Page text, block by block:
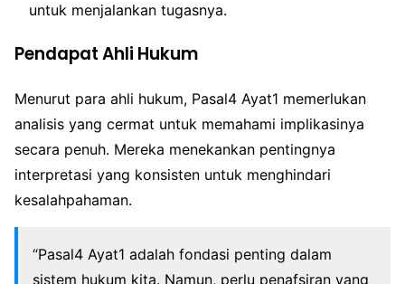
untuk menjalankan tugasnya.
Pendapat Ahli Hukum
Menurut para ahli hukum, Pasal4 Ayat1 memerlukan
analisis yang cermat untuk memahami implikasinya
secara penuh. Mereka menekankan pentingnya
interpretasi yang konsisten untuk menghindari
kesalahpahaman.
“Pasal4 Ayat1 adalah fondasi penting dalam
sistem hukum kita. Namun, perlu penafsiran yang